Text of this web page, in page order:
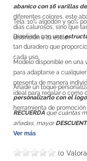
abanico con 16 varillas
diferentes colores, este
días calurosos, sino que
distinción a tu estilo.
Tela: 10% algodón y 90%
Diseñado con una
tan duradero que
cada uso.
Modelo disponible en una
para adaptarse a
presenta de manera
ideal para regalar o como
Añade un toque
personalizarlo con el
herramienta de
RECUERDA que cuántas
añadas, mayor
Ver más
(0